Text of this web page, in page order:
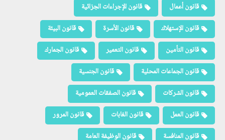
قانون أعمال
قانون الإجراءات الجزائية
قانون الإستهلاك
قانون الأسرة
قانون البيئة
قانون التأمين
قانون التعمير
قانون الجمارك
قانون الجماعات المحلية
قانون الجنسية
قانون الشركات
قانون الصفقات العمومية
قانون العمل
قانون الغابات
قانون المرور
قانون المنافسة
قانون الوظيفة العامة